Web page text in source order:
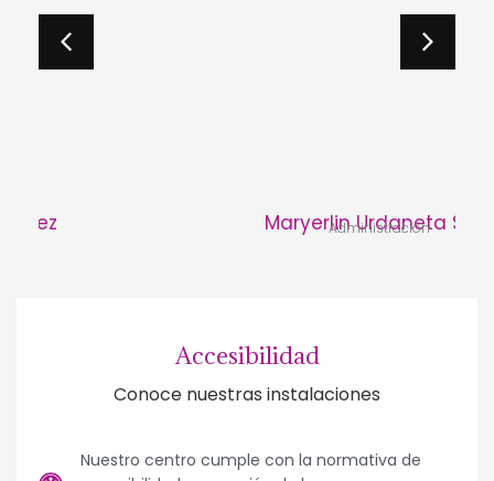
Maryerlin Urdaneta Soto
Administración
Accesibilidad
Conoce nuestras instalaciones
Nuestro centro cumple con la normativa de